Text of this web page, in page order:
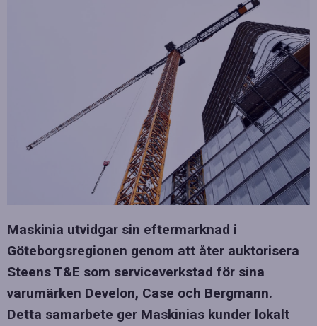
Maskinia utvidgar sin eftermarknad i
Göteborgsregionen genom att åter auktorisera
Steens T&E som serviceverkstad för sina
varumärken Develon, Case och Bergmann.
Detta samarbete ger Maskinias kunder lokalt